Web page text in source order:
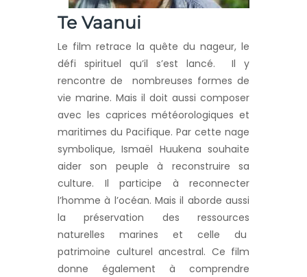
Te Vaanui
Le film retrace la quête du nageur, le
défi spirituel qu’il s’est lancé. Il y
rencontre de nombreuses formes de
vie marine. Mais il doit aussi composer
avec les caprices météorologiques et
maritimes du Pacifique. Par cette nage
symbolique, Ismaël Huukena souhaite
aider son peuple à reconstruire sa
culture. Il participe à reconnecter
l’homme à l’océan. Mais il aborde aussi
la préservation des ressources
naturelles marines et celle du
patrimoine culturel ancestral. Ce film
donne également à comprendre